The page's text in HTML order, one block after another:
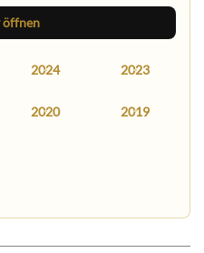
2024 2023
2020 2019